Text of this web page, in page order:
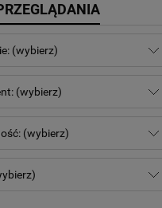
(wybierz)
(wybierz)
(wybierz)